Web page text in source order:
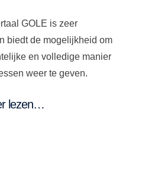
GOLE is zeer
biedt de mogelijkheid om
en volledige manier
weer te geven.
lezen…